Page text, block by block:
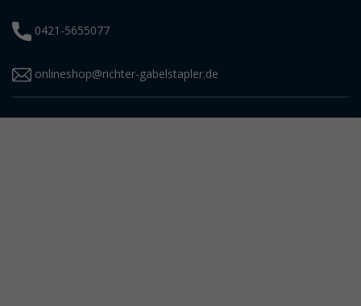
0421-5655077
onlineshop@richter-gabelstapler.de